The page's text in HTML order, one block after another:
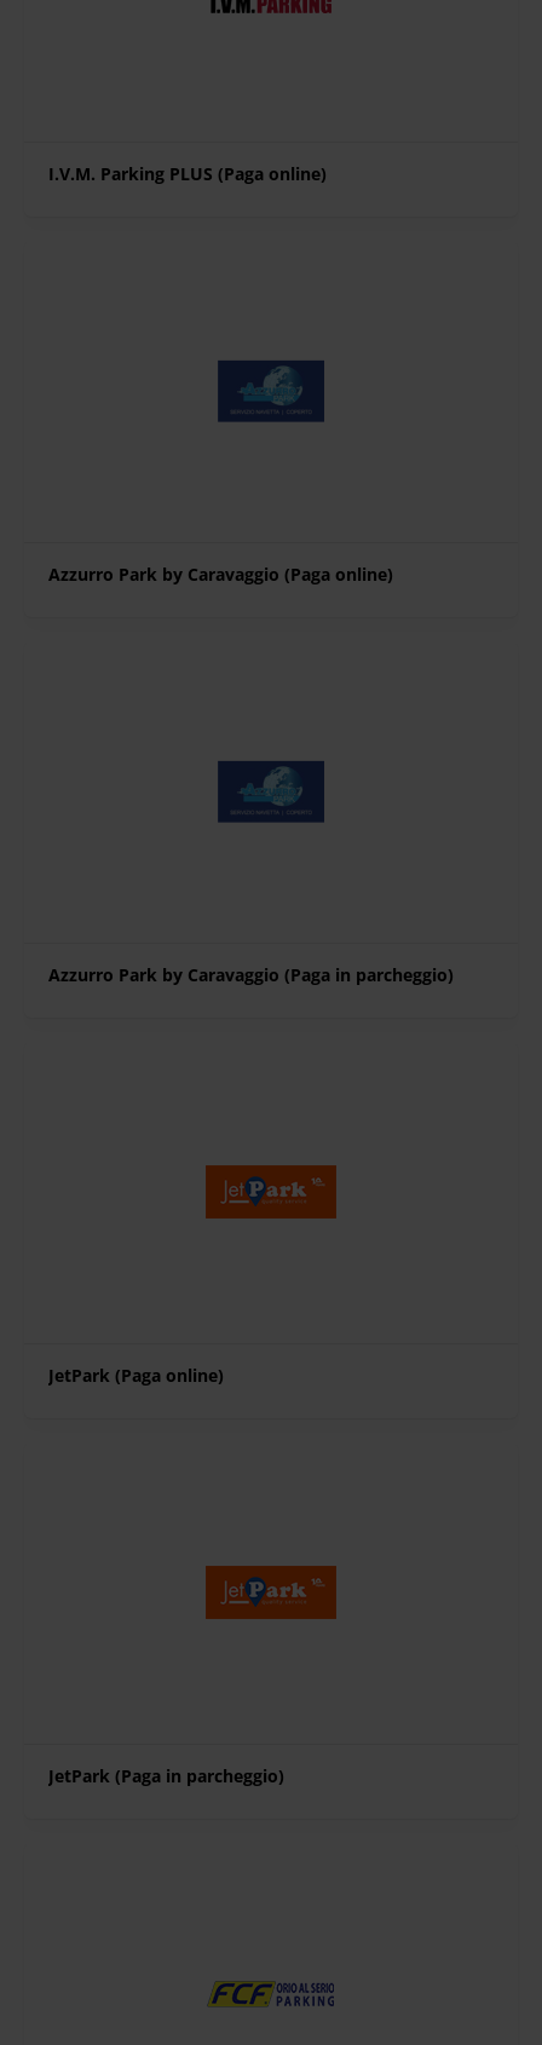
I.V.M. Parking PLUS (Paga online)
Azzurro Park by Caravaggio (Paga online)
Azzurro Park by Caravaggio (Paga in parcheggio)
JetPark (Paga online)
JetPark (Paga in parcheggio)